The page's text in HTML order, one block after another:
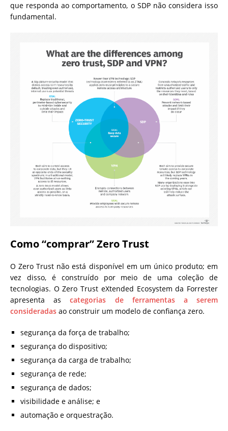
que responda ao comportamento, o SDP não considera isso
fundamental.
Como “comprar” Zero Trust
O Zero Trust não está disponível em um único produto; em
vez disso, é construído por meio de uma coleção de
tecnologias. O Zero Trust eXtended Ecosystem da Forrester
apresenta ascategorias de ferramentas a serem
consideradas ao construir um modelo de confiança zero.
segurança da força de trabalho;
segurança do dispositivo;
segurança da carga de trabalho;
segurança de rede;
segurança de dados;
visibilidade e análise; e
automação e orquestração.